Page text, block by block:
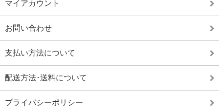
マイアカウント
お問い合わせ
支払い方法について
配送方法･送料について
プライバシーポリシー